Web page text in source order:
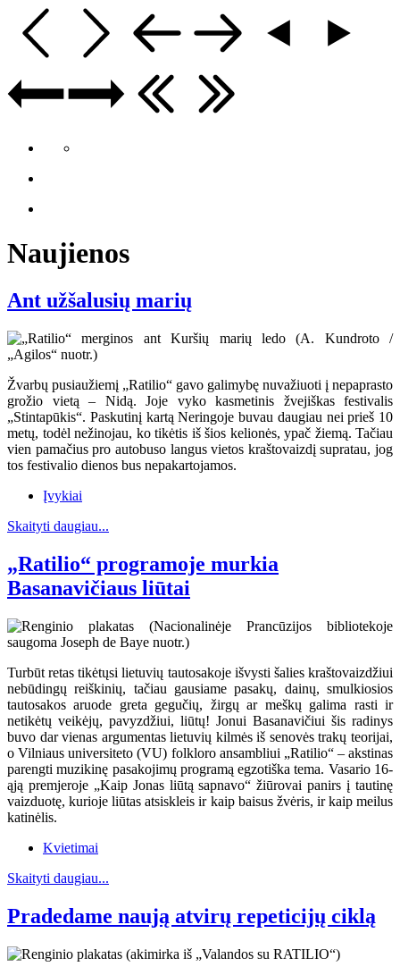
Naujienos
Ant užšalusių marių
Žvarbų pusiaužiemį „Ratilio“ gavo galimybę nuvažiuoti į nepaprasto
grožio vietą – Nidą. Joje vyko kasmetinis žvejiškas festivalis
„Stintapūkis“. Paskutinį kartą Neringoje buvau daugiau nei prieš 10
metų, todėl nežinojau, ko tikėtis iš šios kelionės, ypač žiemą. Tačiau
vien pamačius pro autobuso langus vietos kraštovaizdį supratau, jog
tos festivalio dienos bus nepakartojamos.
Įvykiai
Skaityti daugiau...
„Ratilio“ programoje murkia
Basanavičiaus liūtai
Turbūt retas tikėtųsi lietuvių tautosakoje išvysti šalies kraštovaizdžiui
nebūdingų reiškinių, tačiau gausiame pasakų, dainų, smulkiosios
tautosakos aruode greta gegučių, žirgų ar meškų galima rasti ir
netikėtų veikėjų, pavyzdžiui, liūtų! Jonui Basanavičiui šis radinys
buvo dar vienas argumentas lietuvių kilmės iš senovės trakų teorijai,
o Vilniaus universiteto (VU) folkloro ansambliui „Ratilio“ – akstinas
parengti muzikinę pasakojimų programą egzotiška tema. Vasario 16-
ąją premjeroje „Kaip Jonas liūtą sapnavo“ žiūrovai panirs į tautinę
vaizduotę, kurioje liūtas atsiskleis ir kaip baisus žvėris, ir kaip meilus
katinėlis.
Kvietimai
Skaityti daugiau...
Pradedame naują atvirų repeticijų ciklą